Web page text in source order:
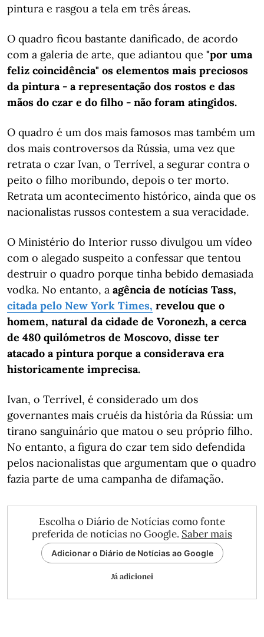
pintura e rasgou a tela em três áreas.
O quadro ficou bastante danificado, de acordo
com a galeria de arte, que adiantou que "por uma
feliz coincidência" os elementos mais preciosos
da pintura - a representação dos rostos e das
mãos do czar e do filho - não foram atingidos.
O quadro é um dos mais famosos mas também um
dos mais controversos da Rússia, uma vez que
retrata o czar Ivan, o Terrível, a segurar contra o
peito o filho moribundo, depois o ter morto.
Retrata um acontecimento histórico, ainda que os
nacionalistas russos contestem a sua veracidade.
O Ministério do Interior russo divulgou um vídeo
com o alegado suspeito a confessar que tentou
destruir o quadro porque tinha bebido demasiada
vodka. No entanto, a agência de notícias Tass,
citada pelo New York Times, revelou que o
homem, natural da cidade de Voronezh, a cerca
de 480 quilómetros de Moscovo, disse ter
atacado a pintura porque a considerava era
historicamente imprecisa.
Ivan, o Terrível, é considerado um dos
governantes mais cruéis da história da Rússia: um
tirano sanguinário que matou o seu próprio filho.
No entanto, a figura do czar tem sido defendida
pelos nacionalistas que argumentam que o quadro
fazia parte de uma campanha de difamação.
Escolha o Diário de Notícias como fonte
preferida de notícias no Google. Saber mais
Adicionar o Diário de Notícias ao Google
Já adicionei